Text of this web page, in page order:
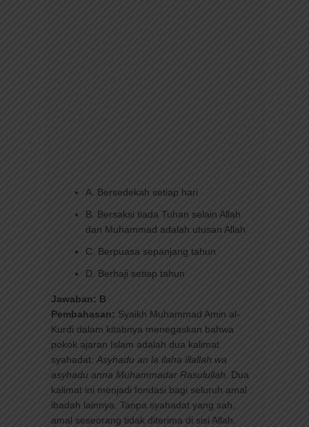
A. Bersedekah setiap hari
B. Bersaksi tiada Tuhan selain Allah
dan Muhammad adalah utusan Allah
C. Berpuasa sepanjang tahun
D. Berhaji setiap tahun
Jawaban: B
Pembahasan: Syaikh Muhammad Amin al-
Kurdi dalam kitabnya menegaskan bahwa
pokok ajaran Islam adalah dua kalimat
syahadat: Asyhadu an la ilaha illallah wa
asyhadu anna Muhammadar Rasulullah . Dua
kalimat ini menjadi fondasi bagi seluruh amal
ibadah lainnya. Tanpa syahadat yang sah,
amal seseorang tidak diterima di sisi Allah.